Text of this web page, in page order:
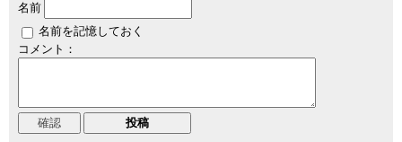
名前
名前を記憶しておく
コメント：